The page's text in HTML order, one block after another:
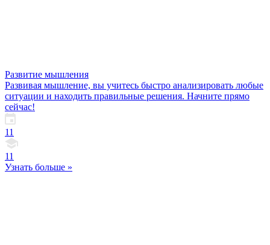
Развитие мышления
Развивая мышление, вы учитесь быстро анализировать любые
ситуации и находить правильные решения. Начните прямо
сейчас!
11
11
Узнать больше »